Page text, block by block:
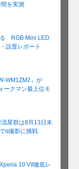
を実測
RGB Mini LED
設置レポート
WM1ZM2」が
クマン最上位モ
星群は8月13日未
α撮影に挑戦
10 VII徹底レ